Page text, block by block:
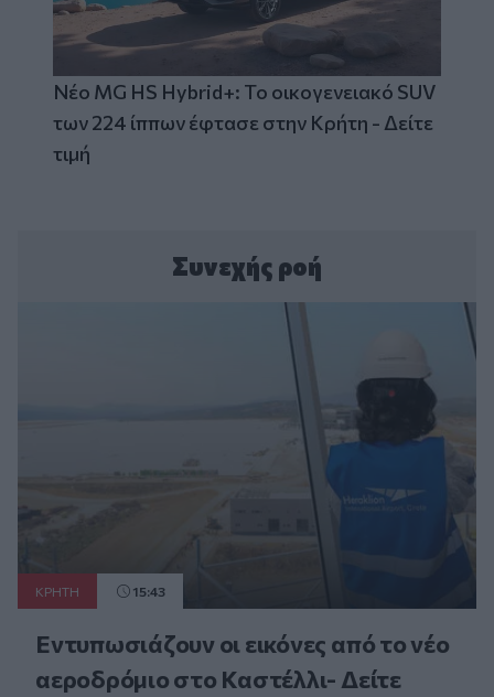
Νέο MG HS Hybrid+: Το οικογενειακό SUV
των 224 ίππων έφτασε στην Κρήτη - Δείτε
τιμή
Συνεχής ροή
ΚΡΗΤΗ 15:43
Εντυπωσιάζουν οι εικόνες από το νέο
αεροδρόμιο στο Καστέλλι- Δείτε